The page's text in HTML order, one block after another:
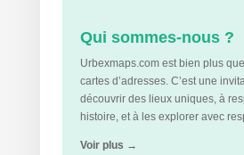
Qui sommes-nous ?
Urbexmaps.com est bien plus
cartes d’adresses. C’est une
découvrir des lieux uniques, à
histoire, et à les explorer avec
Voir plus →